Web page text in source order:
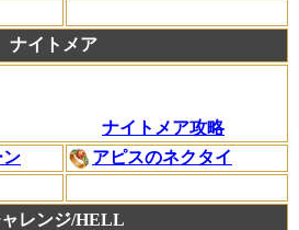
ナイトメア
ナイトメア攻略
ン
アピスのネクタイ
レンジ/HELL